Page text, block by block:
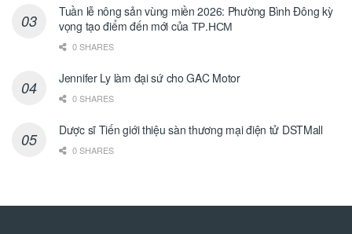
Tuần lễ nông sản vùng miền 2026: Phường Bình Đông kỳ
vọng tạo điểm đến mới của ТР.НСМ
0 SHARES
Jennifer Ly làm đại sứ cho GAC Motor
0 SHARES
Dược sĩ Tiến giới thiệu sàn thương mại điện tử DSTMall
0 SHARES